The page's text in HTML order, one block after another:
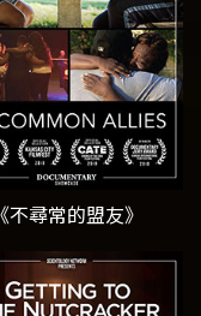
《不尋常的盟友》